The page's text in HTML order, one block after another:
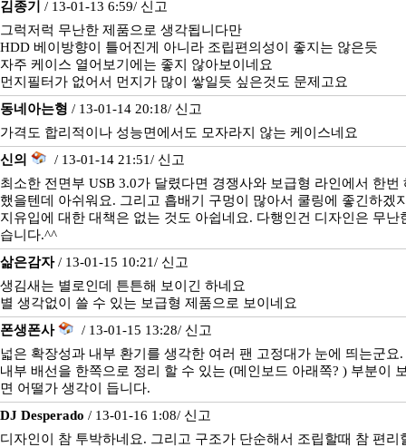
김종기 / 13-01-13 6:59/ 신고
그럭저럭 무난한 제품으로 생각됩니다만
HDD 베이방향이 틀어진게 아니라 조립편의성이 좋지는 않은듯
자주 케이스 열어보기에는 좋지 않아보이네요
먼지필터가 없어서 먼지가 많이 쌓일듯 싶은것도 문제고요
동네아는형 / 13-01-14 20:18/ 신고
가격도 합리적이나 성능면에서도 모자라지 않는 케이스네요
신의
/ 13-01-14 21:51/ 신고
최소한 전면부 USB 3.0가 달렸다면 경쟁사와 보급형 라인에서 한번
했을텐데 아쉬워요. 그리고 흡배기 구멍이 많아서 쿨링에 좋긴하겠
지유입에 대한 대책은 없는 것도 아쉽네요. 다행인건 디자인은 무난
습니다.^^
삶은감자/ 13-01-15 10:21/ 신고
생김새는 별로인데 튼튼해 보이긴 하네요
별 생각없이 쓸 수 있는 보급형 제품으로 보이네요
폰생폰사
/ 13-01-15 13:28/ 신고
넓은 확장성과 내부 환기를 생각한 여러 팬 고정대가 눈에 띄는군요.
내부 배선을 한쪽으로 정리 할 수 있는 (메인보드 아래쪽? ) 부분이
면 어떨가 생각이 듭니다.
DJ Desperado / 13-01-16 1:08/ 신고
디자인이 참 투박하네요. 그리고 구조가 단순해서 조립할때 참 편리